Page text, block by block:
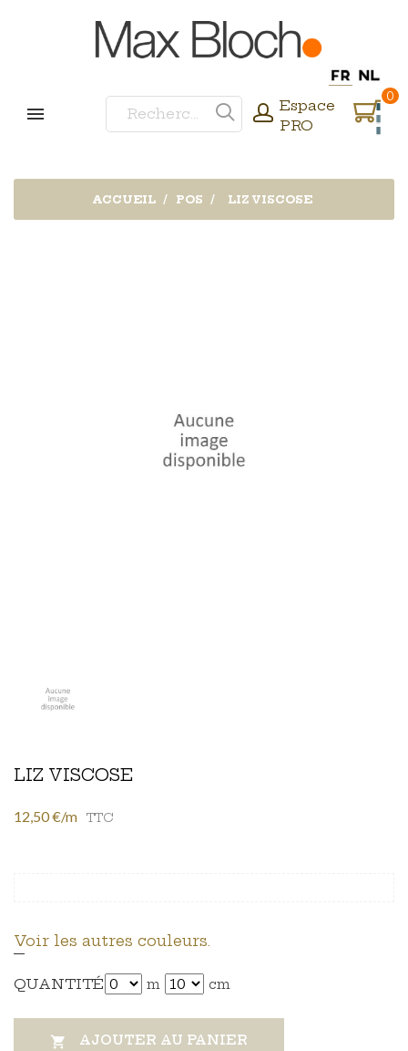
Espace
PRO
0
ACCUEIL POS LIZ VISCOSE
LIZ VISCOSE
12,50 €/m TTC
Voir les autres couleurs.
QUANTITÉ m cm
 AJOUTER AU PANIER